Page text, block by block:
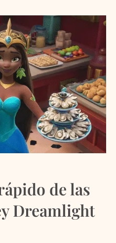
de las
Dreamlight